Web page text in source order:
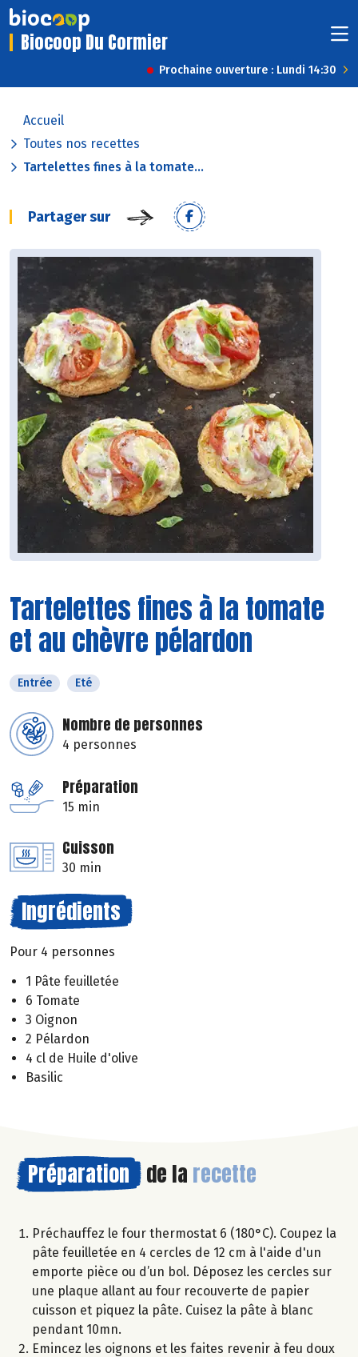
Biocoop Du Cormier
Prochaine ouverture : Lundi 14:30
Accueil
Toutes nos recettes
Tartelettes fines à la tomate...
Partager sur
Tartelettes fines à la tomate
et au chèvre pélardon
Entrée Eté
Nombre de personnes
4 personnes
Préparation
15 min
Cuisson
30 min
Ingrédients
Pour 4 personnes
1 Pâte feuilletée
6 Tomate
3 Oignon
2 Pélardon
4 cl de Huile d'olive
Basilic
Préparation de la recette
Préchauffez le four thermostat 6 (180°C). Coupez la
pâte feuilletée en 4 cercles de 12 cm à l'aide d'un
emporte pièce ou d’un bol. Déposez les cercles sur
une plaque allant au four recouverte de papier
cuisson et piquez la pâte. Cuisez la pâte à blanc
pendant 10mn.
Emincez les oignons et les faites revenir à feu doux